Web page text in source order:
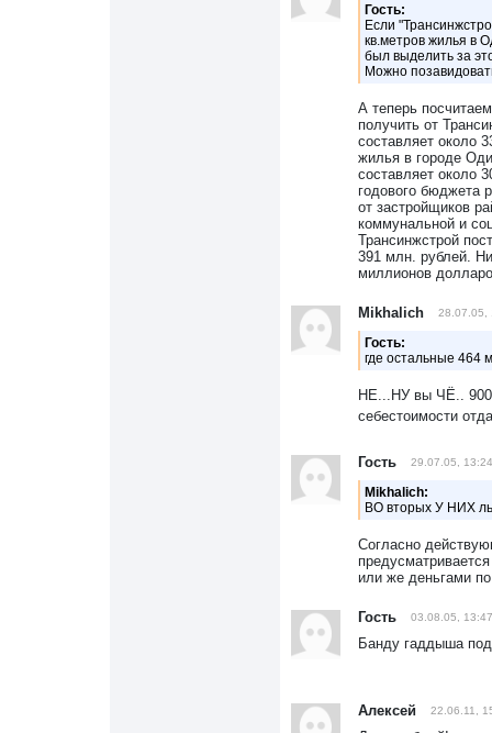
Гость:
Если
кв.метров жилья в
был выделить за
Можно
А теперь
получить от
составляет около
жилья в городе
составляет около
годового бюджета
от застройщиков
коммунальной и
Трансинжстрой
391 млн. рублей.
миллионов
Mikhalich 28.07.05,
Гость:
где остальные 464
НЕ...НУ вы ЧЁ..
себестоимости
Гость 29.07.05,
Mikhalich:
ВО вторых У НИХ
Согласно
или же деньгами
Гость 03.08.05,
Банду гаддыша
Алексей 22.06.11,